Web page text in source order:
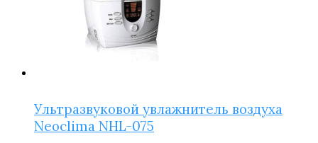
Ультразвуковой увлажнитель воздуха
Neoclima NHL-075